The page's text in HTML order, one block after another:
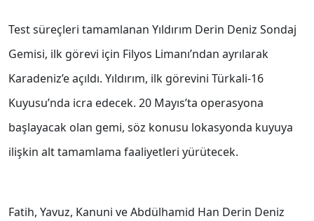
Test süreçleri tamamlanan Yıldırım Derin Deniz Sondaj
Gemisi, ilk görevi için Filyos Limanı’ndan ayrılarak
Karadeniz’e açıldı. Yıldırım, ilk görevini Türkali-16
Kuyusu’nda icra edecek. 20 Mayıs’ta operasyona
başlayacak olan gemi, söz konusu lokasyonda kuyuya
ilişkin alt tamamlama faaliyetleri yürütecek.
Fatih, Yavuz, Kanuni ve Abdülhamid Han Derin Deniz